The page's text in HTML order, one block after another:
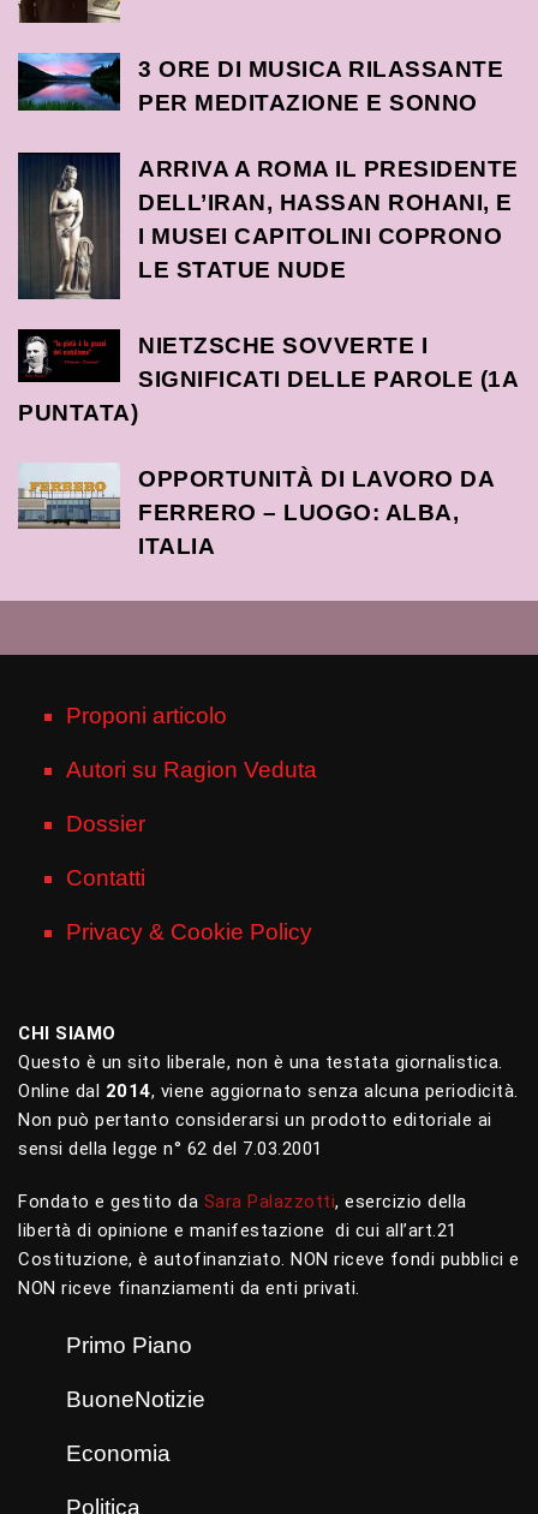
3 ORE DI MUSICA RILASSANTE
PER MEDITAZIONE E SONNO
ARRIVA A ROMA IL PRESIDENTE
DELL’IRAN, HASSAN ROHANI, E
I MUSEI CAPITOLINI COPRONO
LE STATUE NUDE
NIETZSCHE SOVVERTE I
SIGNIFICATI DELLE PAROLE (1A
PUNTATA)
OPPORTUNITÀ DI LAVORO DA
FERRERO – LUOGO: ALBA,
ITALIA
Proponi articolo
Autori su Ragion Veduta
Dossier
Contatti
Privacy & Cookie Policy
CHI SIAMO
Questo è un sito liberale, non è una testata giornalistica.
Online dal 2014, viene aggiornato senza alcuna periodicità.
Non può pertanto considerarsi un prodotto editoriale ai
sensi della legge n° 62 del 7.03.2001
Fondato e gestito da Sara Palazzotti, esercizio della
libertà di opinione e manifestazione di cui all’art.21
Costituzione, è autofinanziato. NON riceve fondi pubblici e
NON riceve finanziamenti da enti privati.
Primo Piano
BuoneNotizie
Economia
Politica